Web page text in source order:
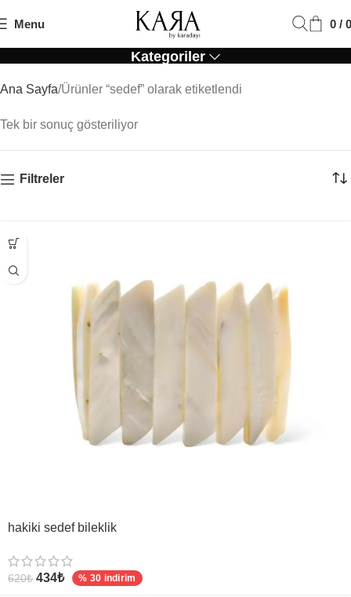
Menu 0 / 0
Sedef
Kategoriler
Ana Sayfa Ürünler “sedef” olarak etiketlendi
Tek bir sonuç gösteriliyor
Filtreler
hakiki sedef bileklik
620₺ 434₺ % 30 indirim